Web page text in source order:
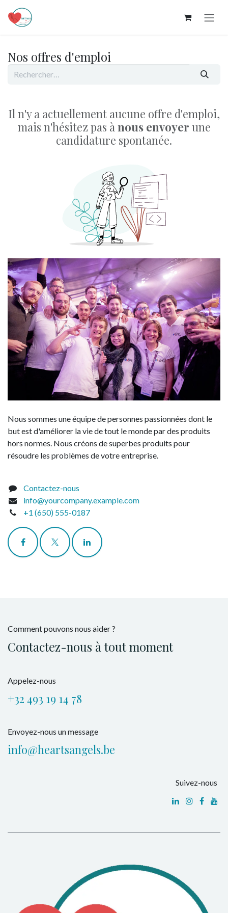
Se rendre au contenu
Nos offres d'emploi
Il n'y a actuellement aucune offre d'emploi,
mais n'hésitez pas à nous envoyer une
candidature spontanée.
Nous sommes une équipe de personnes passionnées dont le
but est d'améliorer la vie de tout le monde par des produits
hors normes. Nous créons de superbes produits pour
résoudre les problèmes de votre entreprise.
Contactez-nous
info@yourcompany.example.com
+1 (650) 555-0187
Comment pouvons nous aider ?
Contactez-nous à tout moment
Appelez-nous
+32 493 19 14 78
Envoyez-nous un message
info@heartsangels.be
Suivez-nous